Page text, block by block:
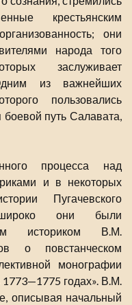
крестьянским
они
народа того
заслуживает
из важнейших
пользовались
боевой путь Салавата,
процесса над
и в некоторых
Пугачевского
они были
историком В.М.
о повстанческом
монографии
1773—1775 годах». В.М.
описывая начальный